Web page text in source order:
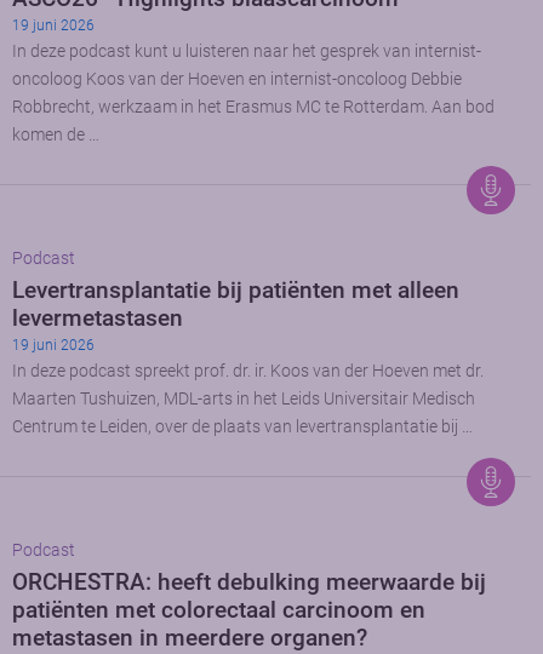
19 juni 2026
In deze podcast kunt u luisteren naar het gesprek van internist-
oncoloog Koos van der Hoeven en internist-oncoloog Debbie
Robbrecht, werkzaam in het Erasmus MC te Rotterdam. Aan bod
komen de …
Podcast
Levertransplantatie bij patiënten met alleen
levermetastasen
19 juni 2026
In deze podcast spreekt prof. dr. ir. Koos van der Hoeven met dr.
Maarten Tushuizen, MDL-arts in het Leids Universitair Medisch
Centrum te Leiden, over de plaats van levertransplantatie bij …
Podcast
ORCHESTRA: heeft debulking meerwaarde bij
patiënten met colorectaal carcinoom en
metastasen in meerdere organen?